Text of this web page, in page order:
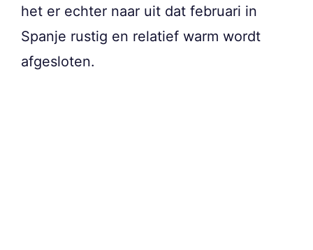
het er echter naar uit dat februari in
Spanje rustig en relatief warm wordt
afgesloten.